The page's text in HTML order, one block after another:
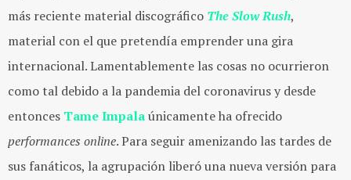
más reciente material discográfico The Slow Rush,
material con el que pretendía emprender una gira
internacional. Lamentablemente las cosas no ocurrieron
como tal debido a la pandemia del coronavirus y desde
entonces Tame Impalaúnicamente ha ofrecido
performances online. Para seguir amenizando las tardes de
sus fanáticos, la agrupación liberó una nueva versión para